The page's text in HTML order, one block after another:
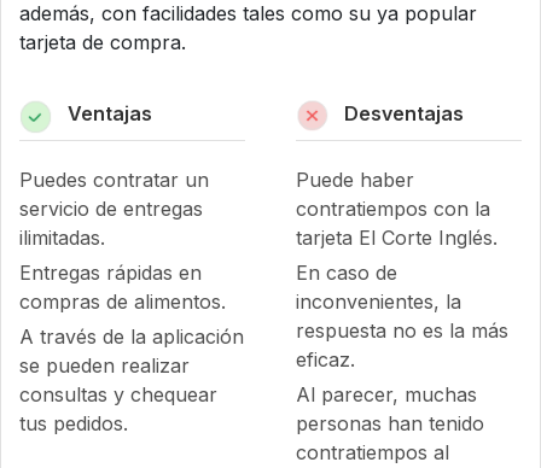
además, con facilidades tales como su ya popular
tarjeta de compra.
Ventajas
Puedes contratar un
servicio de entregas
ilimitadas.
Entregas rápidas en
compras de alimentos.
A través de la aplicación
se pueden realizar
consultas y chequear
tus pedidos.
Desventajas
Puede haber
contratiempos con la
tarjeta El Corte Inglés.
En caso de
inconvenientes, la
respuesta no es la más
eficaz.
Al parecer, muchas
personas han tenido
contratiempos al